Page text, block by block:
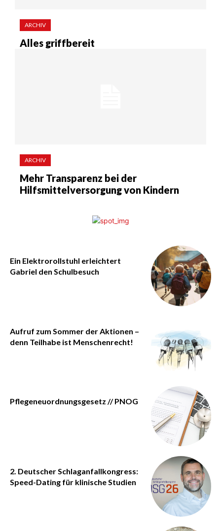
ARCHIV
Alles griffbereit
ARCHIV
Mehr Transparenz bei der
Hilfsmittelversorgung von Kindern
Ein Elektrorollstuhl erleichtert
Gabriel den Schulbesuch
Aufruf zum Sommer der Aktionen –
denn Teilhabe ist Menschenrecht!
Pflegeneuordnungsgesetz // PNOG
2. Deutscher Schlaganfallkongress:
Speed-Dating für klinische Studien